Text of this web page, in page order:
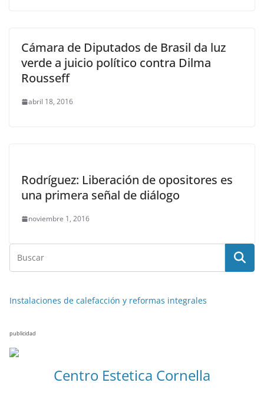
Cámara de Diputados de Brasil da luz
verde a juicio político contra Dilma
Rousseff
abril 18, 2016
Rodríguez: Liberación de opositores es
una primera señal de diálogo
noviembre 1, 2016
Instalaciones de calefacción y reformas integrales
publicidad
Centro Estetica Cornella